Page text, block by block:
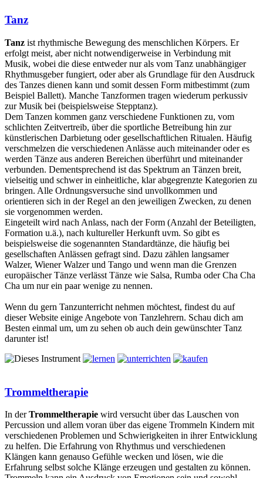
Tanz
Tanz ist rhythmische Bewegung des menschlichen Körpers. Er
erfolgt meist, aber nicht notwendigerweise in Verbindung mit
Musik, wobei die diese entweder nur als vom Tanz unabhängiger
Rhythmusgeber fungiert, oder aber als Grundlage für den Ausdruck
des Tanzes dienen kann und somit dessen Form mitbestimmt (zum
Beispiel Ballett). Manche Tanzformen tragen wiederum perkussiv
zur Musik bei (beispielsweise Stepptanz).
Dem Tanzen kommen ganz verschiedene Funktionen zu, vom
schlichten Zeitvertreib, über die sportliche Betreibung hin zur
künstlerischen Darbietung oder gesellschaftlichen Ritualen. Häufig
verschmelzen die verschiedenen Anlässe auch miteinander oder es
werden Tänze aus anderen Bereichen überführt und miteinander
verbunden. Dementsprechend ist das Spektrum an Tänzen breit,
vielseitig und schwer in einheitliche, klar abgegrenzte Kategorien zu
bringen. Alle Ordnungsversuche sind unvollkommen und
orientieren sich in der Regel an den jeweiligen Zwecken, zu denen
sie vorgenommen werden.
Eingeteilt wird nach Anlass, nach der Form (Anzahl der Beteiligten,
Formation u.ä.), nach kultureller Herkunft uvm. So gibt es
beispielsweise die sogenannten Standardtänze, die häufig bei
gesellschaften Anlässen gefragt sind. Dazu zählen langsamer
Walzer, Wiener Walzer und Tango und wenn man die Grenzen
europäischer Tänze verlässt Tänze wie Salsa, Rumba oder Cha Cha
Cha um nur ein paar wenige zu nennen.
Wenn du gern Tanzunterricht nehmen möchtest, findest du auf
dieser Website einige Angebote von Tanzlehrern. Schau dich am
Besten einmal um, um zu sehen ob auch dein gewünschter Tanz
darunter ist!
Trommeltherapie
In derTrommeltherapie wird versucht über das Lauschen von
Percussion und allem voran über das eigene Trommeln Kindern mit
verschiedenen Problemen und Schwierigkeiten in ihrer Entwicklung
zu helfen. Die Erfahrung von Rhythmus und verschiedenen
Klängen kann genauso Gefühle wecken und lösen, wie die
Erfahrung selbst solche Klänge erzeugen und gestalten zu können.